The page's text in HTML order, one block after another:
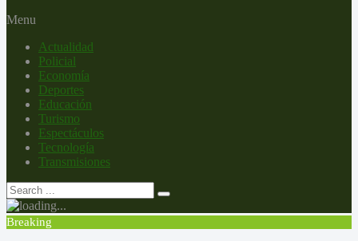
Menu
Actualidad
Policial
Economía
Deportes
Educación
Turismo
Espectáculos
Tecnología
Transmisiones
Breaking